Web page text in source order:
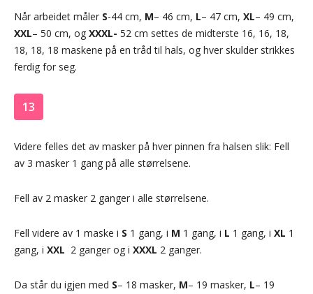
Når arbeidet måler S-44 cm, M– 46 cm, L– 47 cm, XL– 49 cm,
XXL– 50 cm, og XXXL- 52 cm settes de midterste 16, 16, 18,
18, 18, 18 maskene på en tråd til hals, og hver skulder strikkes
ferdig for seg.
13
Videre felles det av masker på hver pinnen fra halsen slik: Fell
av 3 masker 1 gang på alle størrelsene.
Fell av 2 masker 2 ganger i alle størrelsene.
Fell videre av 1 maske i S 1 gang, i M 1 gang, i L 1 gang, i XL 1
gang, i XXL 2 ganger og i XXXL 2 ganger.
Da står du igjen med S– 18 masker, M– 19 masker, L– 19